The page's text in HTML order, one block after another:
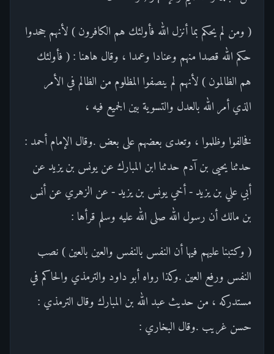
( ومن لم يحكم بما أنزل الله فأولئك هم الكافرون ) لأنهم جحدوا
حكم الله قصدا منهم وعنادا وعمدا ، وقال هاهنا : ( فأولئك
هم الظالمون ) لأنهم لم ينصفوا المظلوم من الظالم في الأمر
الذي أمر الله بالعدل والتسوية بين الجميع فيه ،
فخالفوا وظلموا ، وتعدى بعضهم على بعض .وقال الإمام أحمد :
حدثنا يحيى بن آدم حدثنا ابن المبارك عن يونس بن يزيد عن
أبي علي بن يزيد - أخي يونس بن يزيد - عن الزهري عن أنس
بن مالك أن رسول الله صلى الله عليه وسلم قرأها :
( وكتبنا عليهم فيها أن النفس بالنفس والعين بالعين ) نصب
النفس ورفع العين .وكذا رواه أبو داود والترمذي والحاكم في
مستدركه ، من حديث عبد الله بن المبارك وقال الترمذي :
حسن غريب .وقال البخاري :